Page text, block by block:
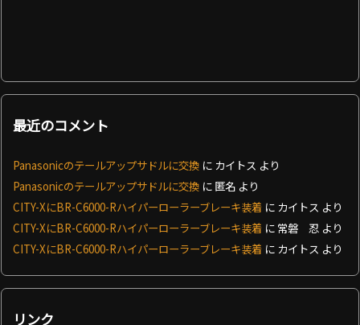
最近のコメント
Panasonicのテールアップサドルに交換 に カイトス より
Panasonicのテールアップサドルに交換 に 匿名 より
CITY-XにBR-C6000-Rハイパーローラーブレーキ装着 に カイトス より
CITY-XにBR-C6000-Rハイパーローラーブレーキ装着 に 常磐 忍 より
CITY-XにBR-C6000-Rハイパーローラーブレーキ装着 に カイトス より
リンク